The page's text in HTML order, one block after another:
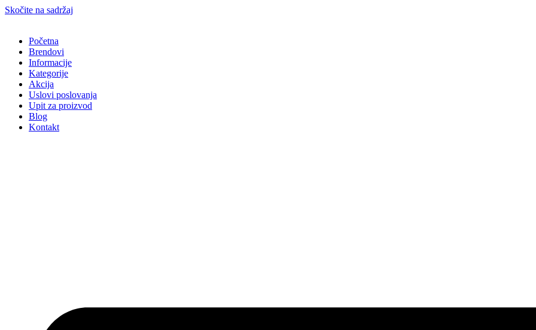
Skočite na sadržaj
Početna
Brendovi
Informacije
Kategorije
Akcija
Uslovi poslovanja
Upit za proizvod
Blog
Kontakt